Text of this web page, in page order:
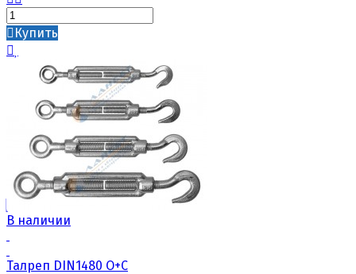
Купить
В наличии
Талреп DIN1480 О+C